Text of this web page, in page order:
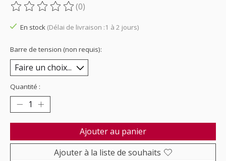
Ce produit est évalué à
(0)
En stock (Délai de livraison :1 à 2 jours)
Barre de tension (non requis):
Quantité :
Ajouter au panier
Ajouter à la liste de souhaits